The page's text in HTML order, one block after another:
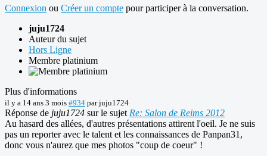
Connexion ou Créer un compte pour participer à la conversation.
juju1724
Auteur du sujet
Hors Ligne
Membre platinium
Plus d'informations
il y a 14 ans 3 mois #934 parjuju1724
Réponse de juju1724 sur le sujet Re: Salon de Reims 2012
Au hasard des allées, d'autres présentations attirent l'oeil. Je ne suis
pas un reporter avec le talent et les connaissances de Panpan31,
donc vous n'aurez que mes photos "coup de coeur" !